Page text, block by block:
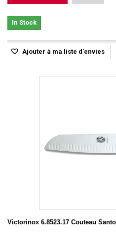
In Stock
Ajouter à ma liste d'envies
Victorinox 6.8523.17 Couteau